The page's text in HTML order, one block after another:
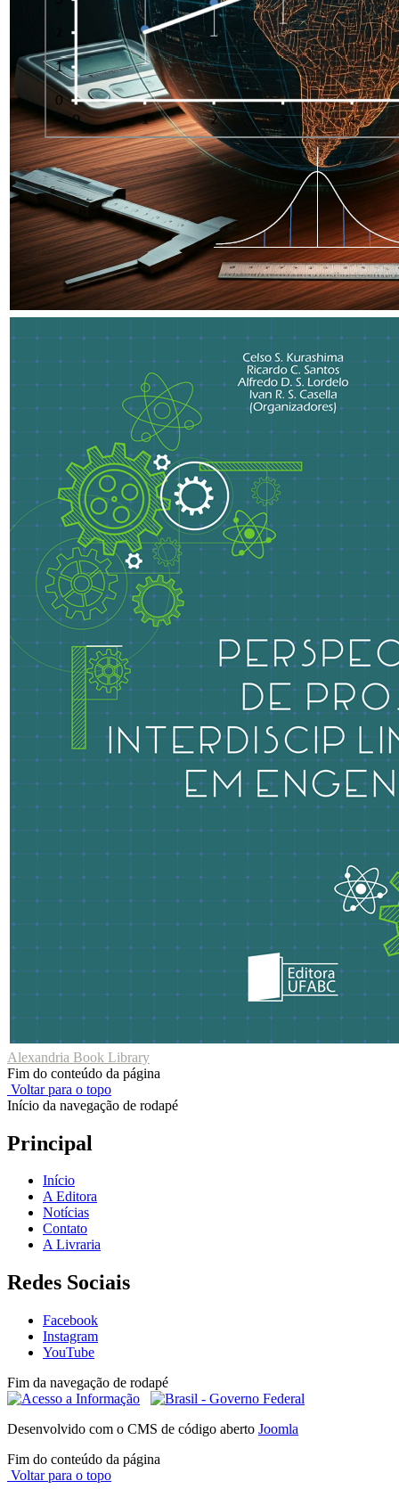
Alexandria Book Library
Fim do conteúdo da página
Voltar para o topo
Início da navegação de rodapé
Principal
Início
A Editora
Notícias
Contato
A Livraria
Redes Sociais
Facebook
Instagram
YouTube
Fim da navegação de rodapé
Desenvolvido com o CMS de código aberto Joomla
Fim do conteúdo da página
Voltar para o topo